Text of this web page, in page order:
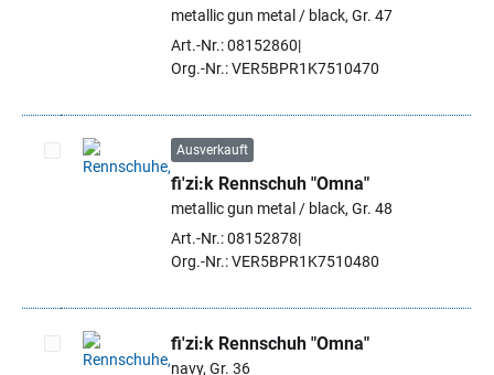
metallic gun metal / black, Gr. 47
Art.-Nr.: 08152860
Org.-Nr.: VER5BPR1K7510470
Artikel auswählen
Ausverkauft
fi'zi:k Rennschuh "Omna"
metallic gun metal / black, Gr. 48
Art.-Nr.: 08152878
Org.-Nr.: VER5BPR1K7510480
fi'zi:k Rennschuh "Omna"
navy, Gr. 36